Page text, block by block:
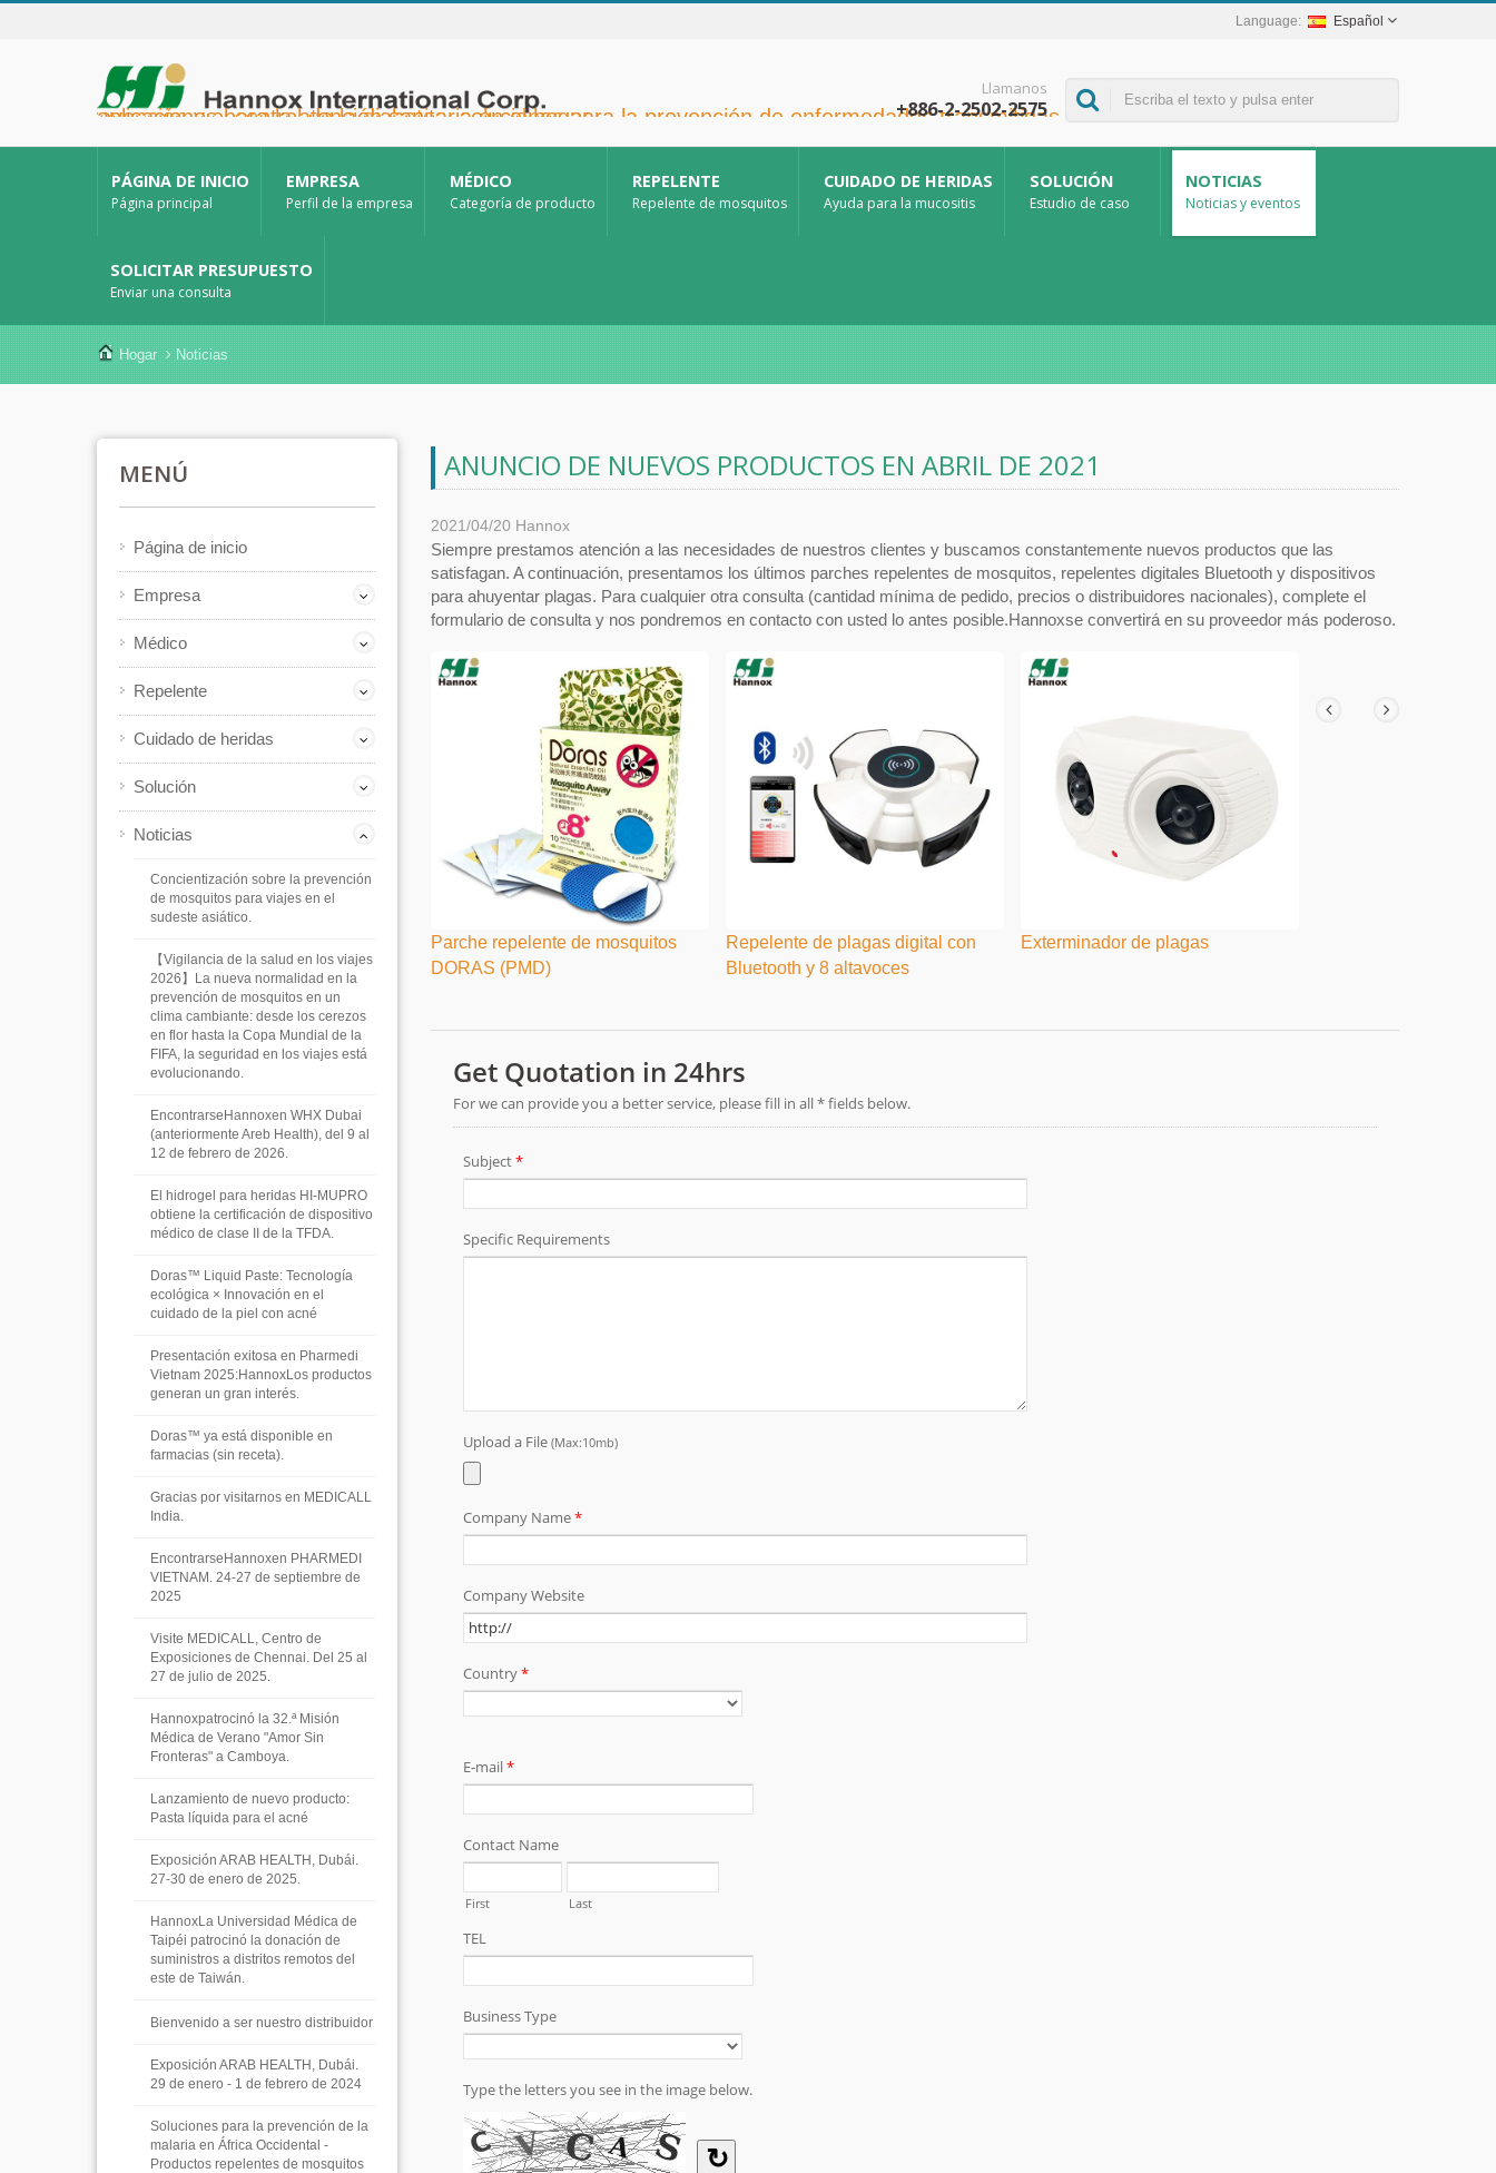
Español
Hannox International Corp. - Ayudamos a importadores, mayoristas y distribuidores de dispositivos médicos, así como a marcas del sector sanitario, a lanzar soluciones no farmacológicas para el cuidado de heridas y mucosas en úlceras orales, cuidados de apoyo para pacientes con cáncer, protección de la piel, cuidado de la mucosa nasal y protección de heridas en el hogar. También ofrecemos una amplia gama de dispositivos médicos para la prevención y el control de la diabetes, soluciones para la prevención de enfermedades transmitidas por mosquitos y otras aplicaciones para la atención sanitaria en el hogar.
Llamanos
+886-2-2502-2575
PÁGINA DE INICIO
Página principal
EMPRESA
Perfil de la empresa
MÉDICO
Categoría de producto
REPELENTE
Repelente de mosquitos
CUIDADO DE HERIDAS
Ayuda para la mucositis
SOLUCIÓN
Estudio de caso
NOTICIAS
Noticias y eventos
SOLICITAR PRESUPUESTO
Enviar una consulta
Hogar Noticias
MENÚ
Página de inicio
Empresa
Médico
Repelente
Cuidado de heridas
Solución
Noticias
Concientización sobre la prevención
de mosquitos para viajes en el
sudeste asiático.
【Vigilancia de la salud en los viajes
2026】La nueva normalidad en la
prevención de mosquitos en un
clima cambiante: desde los cerezos
en flor hasta la Copa Mundial de la
FIFA, la seguridad en los viajes está
evolucionando.
EncontrarseHannoxen WHX Dubai
(anteriormente Areb Health), del 9 al
12 de febrero de 2026.
El hidrogel para heridas HI-MUPRO
obtiene la certificación de dispositivo
médico de clase II de la TFDA.
Doras™ Liquid Paste: Tecnología
ecológica × Innovación en el
cuidado de la piel con acné
Presentación exitosa en Pharmedi
Vietnam 2025:HannoxLos productos
generan un gran interés.
Doras™ ya está disponible en
farmacias (sin receta).
Gracias por visitarnos en MEDICALL
India.
EncontrarseHannoxen PHARMEDI
VIETNAM. 24-27 de septiembre de
2025
Visite MEDICALL, Centro de
Exposiciones de Chennai. Del 25 al
27 de julio de 2025.
Hannoxpatrocinó la 32.ª Misión
Médica de Verano "Amor Sin
Fronteras" a Camboya.
Lanzamiento de nuevo producto:
Pasta líquida para el acné
Exposición ARAB HEALTH, Dubái.
27-30 de enero de 2025.
HannoxLa Universidad Médica de
Taipéi patrocinó la donación de
suministros a distritos remotos del
este de Taiwán.
Bienvenido a ser nuestro distribuidor
Exposición ARAB HEALTH, Dubái.
29 de enero - 1 de febrero de 2024
Soluciones para la prevención de la
malaria en África Occidental -
Productos repelentes de mosquitos
ANUNCIO DE NUEVOS PRODUCTOS EN ABRIL DE 2021
2021/04/20 Hannox
Siempre prestamos atención a las necesidades de nuestros clientes y buscamos constantemente nuevos productos que las
satisfagan. A continuación, presentamos los últimos parches repelentes de mosquitos, repelentes digitales Bluetooth y dispositivos
para ahuyentar plagas. Para cualquier otra consulta (cantidad mínima de pedido, precios o distribuidores nacionales), complete el
formulario de consulta y nos pondremos en contacto con usted lo antes posible.Hannoxse convertirá en su proveedor más poderoso.
Parche repelente de mosquitos
DORAS (PMD)
Repelente de plagas digital con
Bluetooth y 8 altavoces
Exterminador de plagas